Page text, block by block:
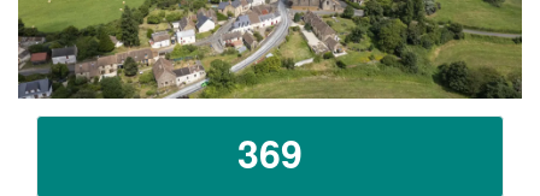
LE CONSEIL DÉPARTEMENTAL
Les 21 cantons de la Sarthe
Les conseillers départementaux
369